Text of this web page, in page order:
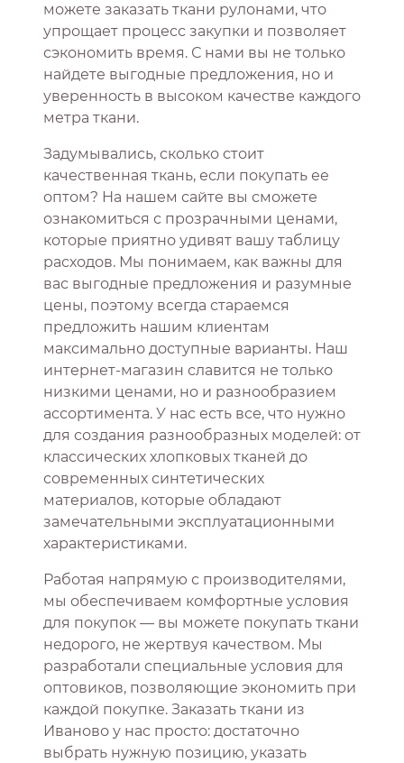
можете заказать ткани рулонами, что
упрощает процесс закупки и позволяет
сэкономить время. С нами вы не только
найдете выгодные предложения, но и
уверенность в высоком качестве каждого
метра ткани.
Задумывались, сколько стоит
качественная ткань, если покупать ее
оптом? На нашем сайте вы сможете
ознакомиться с прозрачными ценами,
которые приятно удивят вашу таблицу
расходов. Мы понимаем, как важны для
вас выгодные предложения и разумные
цены, поэтому всегда стараемся
предложить нашим клиентам
максимально доступные варианты. Наш
интернет-магазин славится не только
низкими ценами, но и разнообразием
ассортимента. У нас есть все, что нужно
для создания разнообразных моделей: от
классических хлопковых тканей до
современных синтетических
материалов, которые обладают
замечательными эксплуатационными
характеристиками.
Работая напрямую с производителями,
мы обеспечиваем комфортные условия
для покупок — вы можете покупать ткани
недорого, не жертвуя качеством. Мы
разработали специальные условия для
оптовиков, позволяющие экономить при
каждой покупке. Заказать ткани из
Иваново у нас просто: достаточно
выбрать нужную позицию, указать